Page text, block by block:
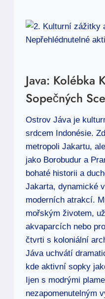
Java: Kolébka
Sopečných
Ostrov Jáva je
srdcem Indonésie.
metropoli Jakartu,
jako Borobudur a
bohaté historii a
Jakarta, dynamické
moderních atrakcí.
mořským životem,
akvaparcích nebo
čtvrti s koloniální
Jáva uchvátí
kde aktivní sopky
Ijen s modrými
nezapomenutelným